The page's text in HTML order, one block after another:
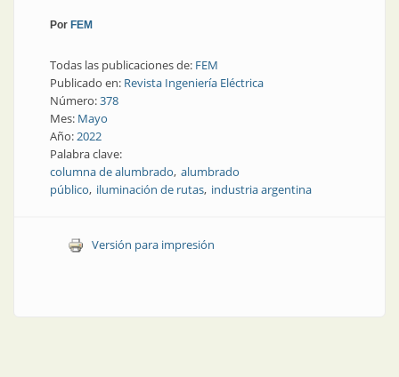
Por FEM
Todas las publicaciones de: FEM
Publicado en: Revista Ingeniería Eléctrica
Número:378
Mes: Mayo
Año:2022
Palabra clave:
columna de alumbrado alumbrado
público iluminación de rutas industria argentina
Versión para impresión